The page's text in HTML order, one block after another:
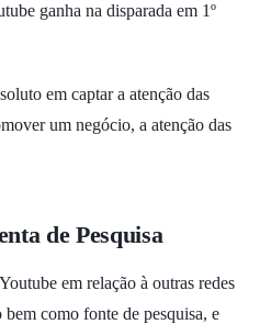
ganha na disparada em 1º
em captar a atenção das
um negócio, a atenção das
de Pesquisa
em relação à outras redes
como fonte de pesquisa, e